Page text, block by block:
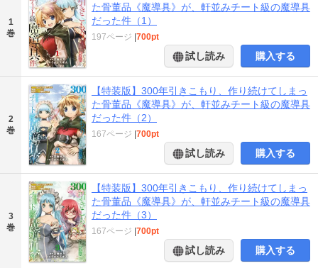
1
巻
た骨董品《魔導具》が、軒並みチート級の魔導具
だった件（1）
197ページ |700pt
試し読み 購入する
2
巻
【特装版】300年引きこもり、作り続けてしまっ
た骨董品《魔導具》が、軒並みチート級の魔導具
だった件（2）
167ページ |700pt
試し読み 購入する
3
巻
【特装版】300年引きこもり、作り続けてしまっ
た骨董品《魔導具》が、軒並みチート級の魔導具
だった件（3）
167ページ |700pt
試し読み 購入する